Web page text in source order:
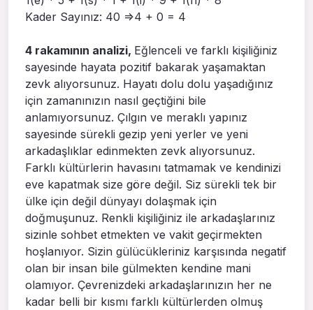
Kader Sayınız: 40 =>4 + 0 = 4
4 rakamının analizi, Eğlenceli ve farklı kişiliğiniz
sayesinde hayata pozitif bakarak yaşamaktan
zevk alıyorsunuz. Hayatı dolu dolu yaşadığınız
için zamanınızın nasıl geçtiğini bile
anlamıyorsunuz. Çılgın ve meraklı yapınız
sayesinde sürekli gezip yeni yerler ve yeni
arkadaşlıklar edinmekten zevk alıyorsunuz.
Farklı kültürlerin havasını tatmamak ve kendinizi
eve kapatmak size göre değil. Siz sürekli tek bir
ülke için değil dünyayı dolaşmak için
doğmuşunuz. Renkli kişiliğiniz ile arkadaşlarınız
sizinle sohbet etmekten ve vakit geçirmekten
hoşlanıyor. Sizin gülücükleriniz karşısında negatif
olan bir insan bile gülmekten kendine mani
olamıyor. Çevrenizdeki arkadaşlarınızın her ne
kadar belli bir kısmı farklı kültürlerden olmuş